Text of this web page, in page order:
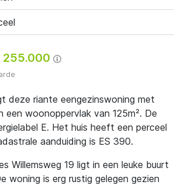
255.000
deze riante eengezinswoning met
een woonoppervlak van 125m². De
E. Het huis heeft een perceel
aanduiding is ES 390.
Willemsweg 19 ligt in een leuke buurt
woning is erg rustig gelegen gezien